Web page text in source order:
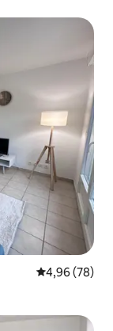
gosti”
Prosječna
4,96 (78)